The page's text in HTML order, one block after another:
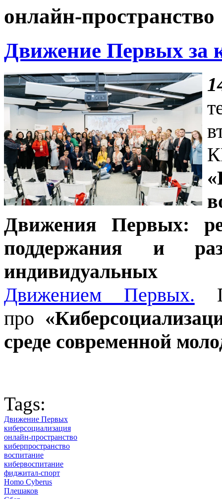
онлайн-пространство
Движение Первых за
Движения Первых:
поддержания и
индивидуальных
Движением Первых.
про
среде современной
Tags:
Движение Первых
киберсоциализация
онлайн-пространство
киберпространство
воспитание
кибервоспитание
фиджитал-спорт
Homo Cyberus
Плешаков